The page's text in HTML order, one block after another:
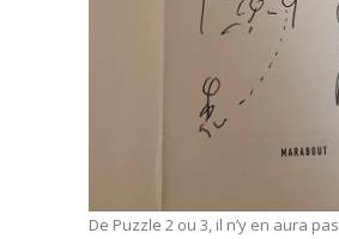
De Puzzle 2 ou 3, il n’y en aura pas